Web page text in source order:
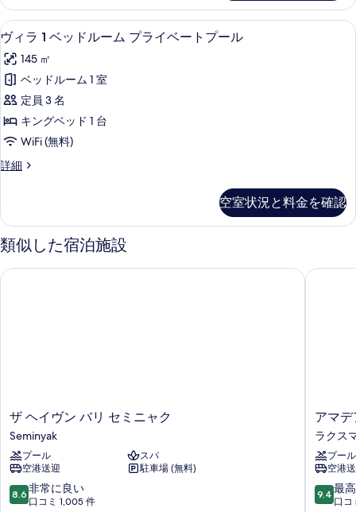
表
示
す
る
プ
ラ
イ
ベ
ー
ト
プ
ー
す
べ
て
す
る
ベ
ッ
ド
ル
ー
ム
プ
ラ
イ
ベ
ー
ト
の
詳
細
ヴ
ィ
ラ
ベ
ッ
ド
ル
ム
プ
ラ
イ
の
す
べ
て
の
ミニバー、セーフティボックス (室内
13
ヴィラ 1 ベッドルーム プライベートプール
145 ㎡
ベッドルーム 1 室
定員 3 名
キングベッド 1 台
WiFi (無料)
詳細
ヴ
ベ
ッ
ド
ー
の
細
空室状況と料金を確認
類似した宿泊施設
ザ
ヘ
イ
ヴ
ン
バ
リ
ザ ヘイヴン バリ セミニャク
Seminyak
プール
スパ
空港送迎
駐車場 (無料)
10
段
8.6 非常に良い
口コミ 1,005 件
ザ ヘイヴン バリ セミニャク
ア
マ
デ
ア
リ
ゾ
ー
アマ
ラクス
プール
空港
10
段
9.4 最
口コ
アマデ